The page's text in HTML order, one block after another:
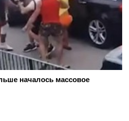
началось массовое